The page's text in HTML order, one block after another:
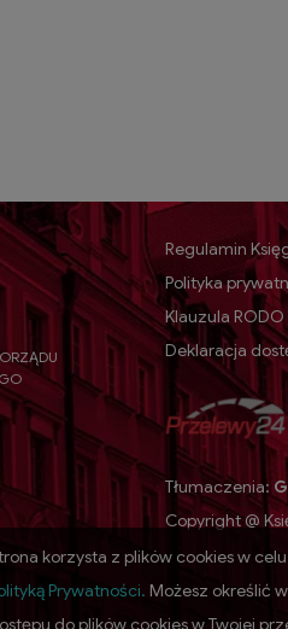
Regulamin
Polityka
Klauzula RODO
Deklaracja
Tłumaczenia:
Copyright @
korzysta z plików cookies w
Prywatności. Możesz określić
do plików cookies w Twojej